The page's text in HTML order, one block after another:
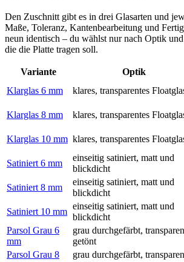
Den Zuschnitt gibt es in drei Glasarten und
Maße, Toleranz, Kantenbearbeitung und
neun identisch – du wählst nur nach Optik
die die Platte tragen soll.
Variante Optik
Klarglas 6 mm
klares, transparentes
Klarglas 8 mm
klares, transparentes
Klarglas 10 mm klares, transparentes
Satiniert 6 mm
einseitig satiniert, matt und
blickdicht
Satiniert 8 mm
einseitig satiniert, matt und
blickdicht
Satiniert 10 mm
einseitig satiniert, matt und
blickdicht
Parsol Grau 6
mm
grau durchgefärbt,
getönt
Parsol Grau 8
grau durchgefärbt,